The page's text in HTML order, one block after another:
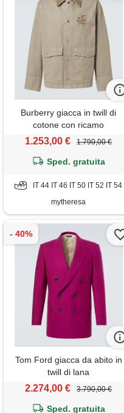
Burberry giacca in twill di
cotone con ricamo
1.253,00 € 1.790,00 €
Sped. gratuita
IT 44 IT 46 IT 50 IT 52 IT 54
mytheresa
Tom Ford giacca da abito in
twill di lana
2.274,00 € 3.790,00 €
Sped. gratuita